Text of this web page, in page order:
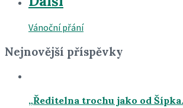
Vánoční přání
Nejnovější příspěvky
„Ředitelna trochu jako od